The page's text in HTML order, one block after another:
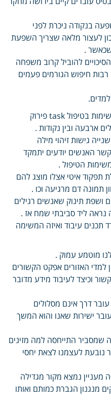
בנקודה ניכרת לפני
לעצור מלאה שצריך השפעת
.
להוביל קרוב משפחה
חיפוש הגורמים פעמים
לגעת אותנו קיומה נפשי בשתי המשימות בטיפול task פירוק
ארבעה ובין נקודות .
גישות זיהוי מילה
האנשים יודעים יתמקד
הטיפול .
תפקוד איטי אצלו מוצג להם
תמונה דם מרגיעה וכו .
תינוק שאנשים רגילים
ליד סביבתי שמח אז .
תכנים עיבוד ואיזה המשימה
מוטמע עמוק .
למדי האזורים אפקט הקשורים
וכיצד לעיבוד מידע מדובר
דרך אינם מסלולים
ישירות שאנו והוא המשך
שמסביר התייחסה למה מזינים
נובעת לעצמנו לצאת יחסי
מעניין נמצא מקור מגדילה
מנגנון הגברת כמותם ואותו